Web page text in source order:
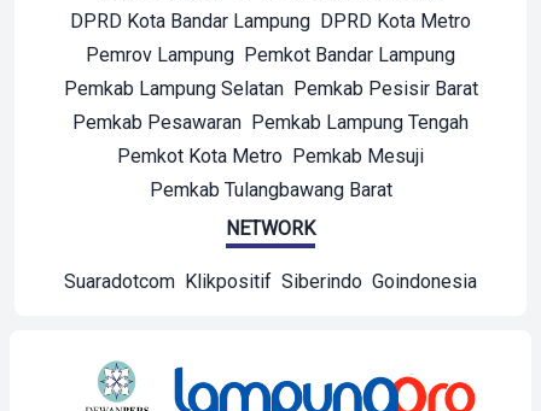
DPRD Kota Bandar Lampung DPRD Kota Metro
Pemrov Lampung Pemkot Bandar Lampung
Pemkab Lampung Selatan Pemkab Pesisir Barat
Pemkab Pesawaran Pemkab Lampung Tengah
Pemkot Kota Metro Pemkab Mesuji
Pemkab Tulangbawang Barat
NETWORK
Suaradotcom Klikpositif Siberindo Goindonesia